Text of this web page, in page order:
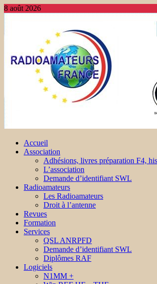
8 août 2026
Accueil
Association
Adhésions, livres préparation F4,
L’association
Demande d’identifiant SWL
Radioamateurs
Les Radioamateurs
Droit à l’antenne
Revues
Formation
Services
QSL ANRPFD
Demande d’identifiant SWL
Diplômes RAF
Logiciels
N1MM +